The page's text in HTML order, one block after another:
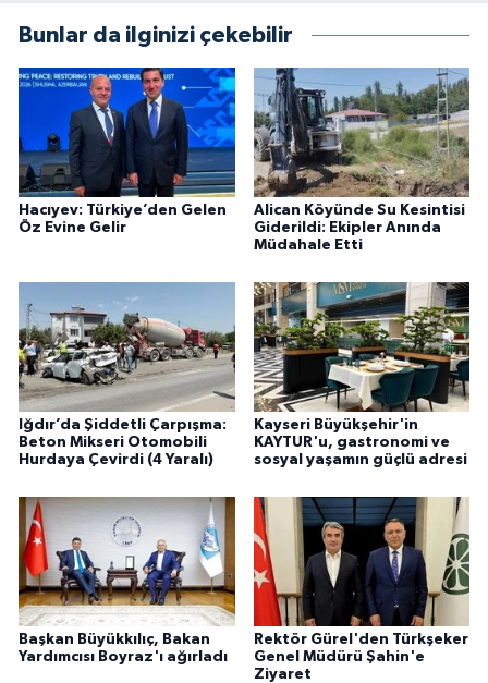
Bunlar da ilginizi çekebilir
Hacıyev: Türkiye’den Gelen
Öz Evine Gelir
Alican Köyünde Su Kesintisi
Giderildi: Ekipler Anında
Müdahale Etti
Iğdır’da Şiddetli Çarpışma:
Beton Mikseri Otomobili
Hurdaya Çevirdi (4 Yaralı)
Kayseri Büyükşehir'in
KAYTUR'u, gastronomi ve
sosyal yaşamın güçlü adresi
Başkan Büyükkılıç, Bakan
Yardımcısı Boyraz'ı ağırladı
Rektör Gürel'den Türkşeker
Genel Müdürü Şahin'e
Ziyaret